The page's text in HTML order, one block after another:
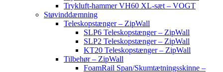
Trykluft-hammer VH60 XL-sæt – VOGT
Støvinddæmning
Teleskopstænger – ZipWall
SLP6 Teleskopstænger – ZipWall
SLP2 Teleskopstænger – ZipWall
KT20 Teleskopstænger – ZipWall
Tilbehør – ZipWall
FoamRail Span/Skumtætningsskinne –